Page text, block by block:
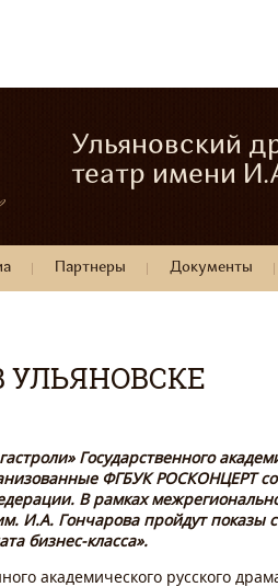
Ульяновский
театр имени
Партнеры Документы
УЛЬЯНОВСКЕ
Государственного
ФГБУК РОСКОНЦЕРТ
В рамках
И.А. Гончарова пройдут
бизнес-класса».
академического русского